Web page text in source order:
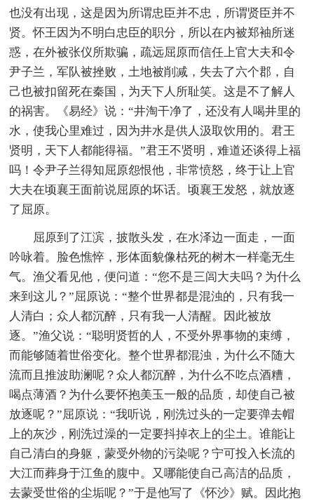
也没有出现，这是因为所谓忠臣并不忠，所谓贤臣并不
贤。怀王因为不明白忠臣的职分，所以在内被郑袖所迷
惑，在外被张仪所欺骗，疏远屈原而信任上官大夫和令
尹子兰，军队被挫败，土地被削减，失去了六个郡，自
己也被扣留死在秦国，为天下人所耻笑。这是不了解人
的祸害。《易经》说：“井淘干净了，还没有人喝井里的
水，使我心里难过，因为井水是供人汲取饮用的。君王
贤明，天下人都能得福。”君王不贤明，难道还谈得上福
吗！令尹子兰得知屈原怨恨他，非常愤怒，终于让上官
大夫在顷襄王面前说屈原的坏话。顷襄王发怒，就放逐
了屈原。
屈原到了江滨，披散头发，在水泽边一面走，一面
吟咏着。脸色憔悴，形体面貌像枯死的树木一样毫无生
气。渔父看见他，便问道：“您不是三闾大夫吗？为什么
来到这儿？”屈原说：“整个世界都是混浊的，只有我一
人清白；众人都沉醉，只有我一人清醒。因此被放
逐。”渔父说：“聪明贤哲的人，不受外界事物的束缚，
而能够随着世俗变化。整个世界都混浊，为什么不随大
流而且推波助澜呢？众人都沉醉，为什么不吃点酒糟，
喝点薄酒？为什么要怀抱美玉一般的品质，却使自己被
放逐呢？”屈原说：“我听说，刚洗过头的一定要弹去帽
上的灰沙，刚洗过澡的一定要抖掉衣上的尘土。谁能让
自己清白的身躯，蒙受外物的污染呢？宁可投入长流的
大江而葬身于江鱼的腹中。又哪能使自己高洁的品质，
去蒙受世俗的尘垢呢？”于是他写了《怀沙》赋。因此抱